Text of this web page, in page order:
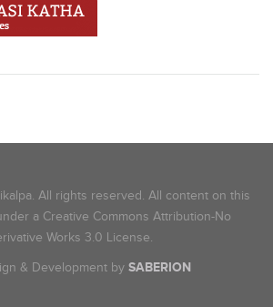
All rights reserved. All content on this
a Creative Commons Attribution-No
Works 3.0 License.
& Development by SABERION